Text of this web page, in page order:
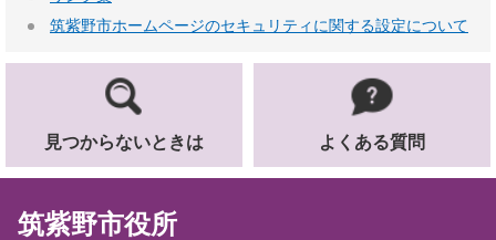
筑紫野市ホームページのセキュリティに関する設定について
見つからないときは よくある質問
筑紫野市役所